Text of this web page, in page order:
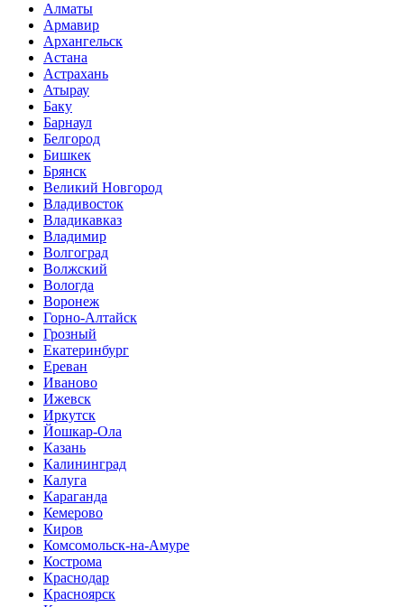
Алматы
Армавир
Архангельск
Астана
Астрахань
Атырау
Баку
Барнаул
Белгород
Бишкек
Брянск
Великий Новгород
Владивосток
Владикавказ
Владимир
Волгоград
Волжский
Вологда
Воронеж
Горно-Алтайск
Грозный
Екатеринбург
Ереван
Иваново
Ижевск
Иркутск
Йошкар-Ола
Казань
Калининград
Калуга
Караганда
Кемерово
Киров
Комсомольск-на-Амуре
Кострома
Краснодар
Красноярск